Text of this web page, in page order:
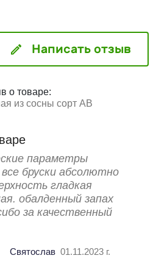
Написать отзыв
о товаре:
из сосны сорт АВ
параметры
бруски абсолютно
гладкая
обалденный запах
за качественный
Святослав 01.11.2023 г.